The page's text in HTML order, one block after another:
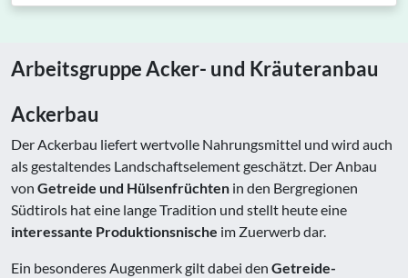
Arbeitsgruppe Acker- und Kräuteranbau
Ackerbau
Der Ackerbau liefert wertvolle Nahrungsmittel und wird auch
als gestaltendes Landschaftselement geschätzt. Der Anbau
von Getreide und Hülsenfrüchten in den Bergregionen
Südtirols hat eine lange Tradition und stellt heute eine
interessante Produktionsnische im Zuerwerb dar.
Ein besonderes Augenmerk gilt dabei den Getreide-